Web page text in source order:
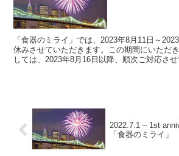
「食器のミライ」では、2023年8月11日～
休みさせていただきます。この期間にいただ
しては、2023年8月16日以降、順次ご対応さ
2022.7.1 – 1st
「食器のミライ」